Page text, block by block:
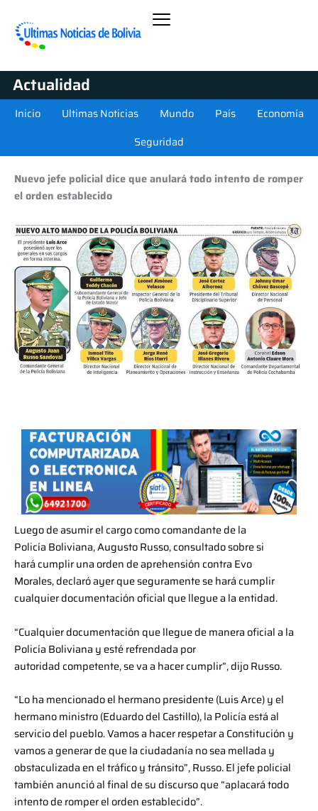
Actualidad
Inicio Ultimas Noticias Mundo País
Economía
Seguridad
Nuevo jefe policial dice que anulará todo intento de romper
el orden establecido
Luego de asumir el cargo como comandante de la
Policía Boliviana, Augusto Russo, consultado sobre si
hará cumplir una orden de aprehensión contra Evo
Morales, declaró ayer que seguramente se hará cumplir
cualquier documentación oficial que llegue a la entidad.
“Cualquier documentación que llegue de manera oficial a la
Policía Boliviana y esté refrendada por
autoridad competente, se va a hacer cumplir”, dijo Russo.
“Lo ha mencionado el hermano presidente (Luis Arce) y el
hermano ministro (Eduardo del Castillo), la Policía está al
servicio del pueblo. Vamos a hacer respetar a Constitución y
vamos a generar de que la ciudadanía no sea mellada y
obstaculizada en el tráfico y tránsito”, Russo. El jefe policial
también anunció al final de su discurso que “aplacará todo
intento de romper el orden establecido”.